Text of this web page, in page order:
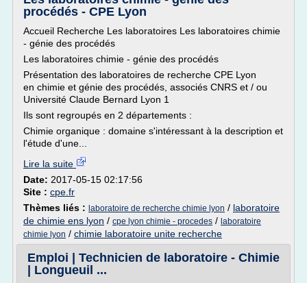
procédés - CPE Lyon
Accueil Recherche Les laboratoires Les laboratoires chimie
- génie des procédés
Les laboratoires chimie - génie des procédés
Présentation des laboratoires de recherche CPE Lyon
en chimie et génie des procédés, associés CNRS et / ou
Université Claude Bernard Lyon 1
Ils sont regroupés en 2 départements :
Chimie organique : domaine s'intéressant à la description et
l'étude d'une...
Lire la suite
Date: 2017-05-15 02:17:56
Site : cpe.fr
Thèmes liés : laboratoire de recherche chimie lyon / laboratoire
de chimie ens lyon / cpe lyon chimie - procedes / laboratoire
chimie lyon / chimie laboratoire unite recherche
Emploi | Technicien de laboratoire - Chimie
| Longueuil ...